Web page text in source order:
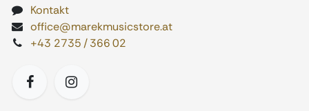
Kontakt
office@marekmusicstore.at
+43 2735 / 366 02